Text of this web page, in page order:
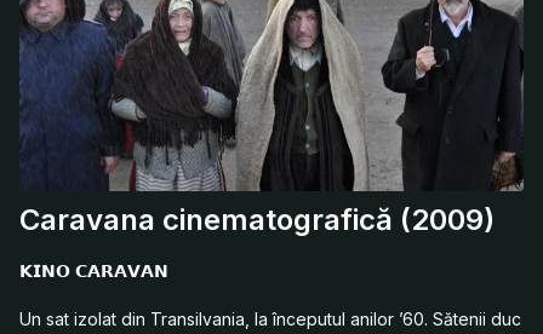
Caravana cinematografică (2009)
𝗞𝗜𝗡𝗢 𝗖𝗔𝗥𝗔𝗩𝗔𝗡
Un sat izolat din Transilvania, la începutul anilor ’60. Sătenii duc